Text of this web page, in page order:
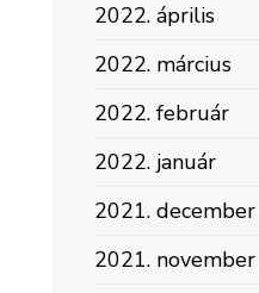
2022. április
2022. március
2022. február
2022. január
2021. december
2021. november